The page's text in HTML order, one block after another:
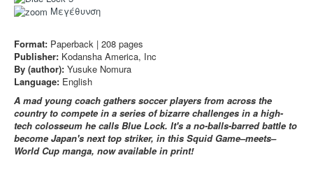
Filaments
3D Εκτυπώσεις
Manga - Anime
Sleeves
Accessories
Funko POP
Μεγέθυνση
Format: Paperback | 208 pages
Publisher: Kodansha America, Inc
By (author): Yusuke Nomura
Language: English
A mad young coach gathers soccer players from across the
country to compete in a series of bizarre challenges in a high-
tech colosseum he calls Blue Lock. It's a no-balls-barred battle to
become Japan's next top striker, in this Squid Game–meets–
World Cup manga, now available in print!